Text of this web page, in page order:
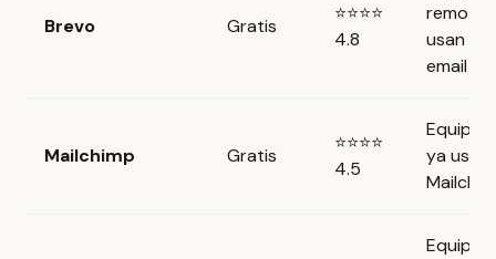
Brevo Gratis
⭐⭐⭐⭐
4.8
usan
email
Mailchimp Gratis
⭐⭐⭐⭐
4.5
ya usan
Equipos